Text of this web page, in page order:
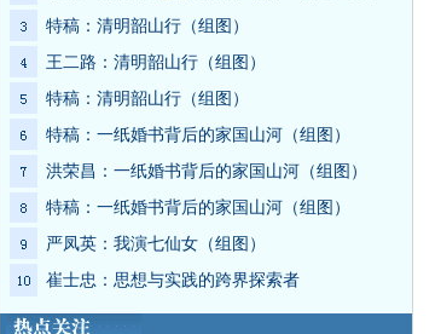
特稿：清明韶山行（组图）
王二路：清明韶山行（组图）
特稿：清明韶山行（组图）
特稿：一纸婚书背后的家国山河（组图）
洪荣昌：一纸婚书背后的家国山河（组图）
特稿：一纸婚书背后的家国山河（组图）
严凤英：我演七仙女（组图）
崔士忠：思想与实践的跨界探索者